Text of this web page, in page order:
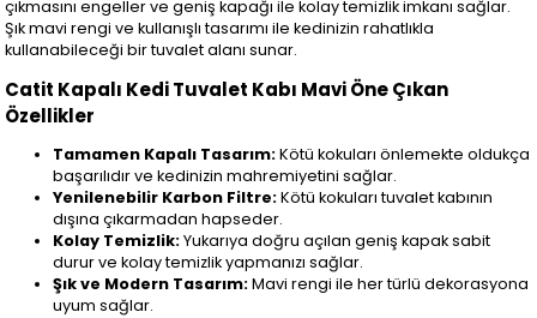
çıkmasını engeller ve geniş kapağı ile kolay temizlik imkanı sağlar.
Şık mavi rengi ve kullanışlı tasarımı ile kedinizin rahatlıkla
kullanabileceği bir tuvalet alanı sunar.
Catit Kapalı Kedi Tuvalet Kabı Mavi Öne Çıkan
Özellikler
Tamamen Kapalı Tasarım:Kötü kokuları önlemekte oldukça
başarılıdır ve kedinizin mahremiyetini sağlar.
Yenilenebilir Karbon Filtre:Kötü kokuları tuvalet kabının
dışına çıkarmadan hapseder.
Kolay Temizlik:Yukarıya doğru açılan geniş kapak sabit
durur ve kolay temizlik yapmanızı sağlar.
Şık ve Modern Tasarım:Mavi rengi ile her türlü dekorasyona
uyum sağlar.